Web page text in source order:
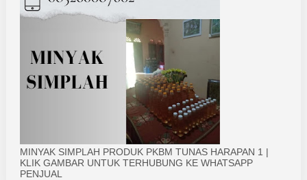
MINYAK SIMPLAH PRODUK PKBM TUNAS HARAPAN 1 |
KLIK GAMBAR UNTUK TERHUBUNG KE WHATSAPP
PENJUAL